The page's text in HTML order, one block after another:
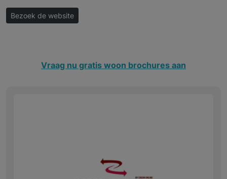
Bezoek de website
Vraag nu gratis woon brochures aan